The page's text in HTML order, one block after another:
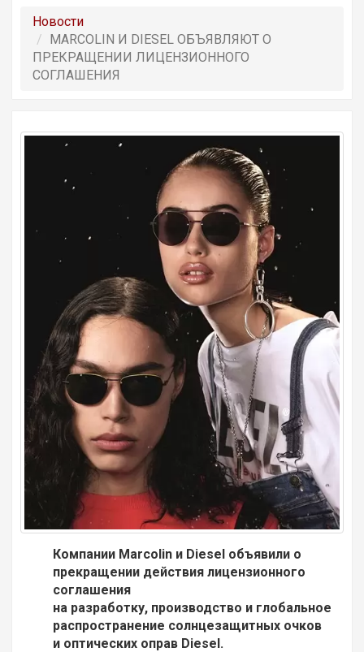
Новости
MARCOLIN И DIESEL ОБЪЯВЛЯЮТ О
ПРЕКРАЩЕНИИ ЛИЦЕНЗИОННОГО
СОГЛАШЕНИЯ
Компании Marcolin и Diesel объявили о
прекращении действия лицензионного
соглашения
на разработку, производство и глобальное
распространение солнцезащитных очков
и оптических оправ Diesel.